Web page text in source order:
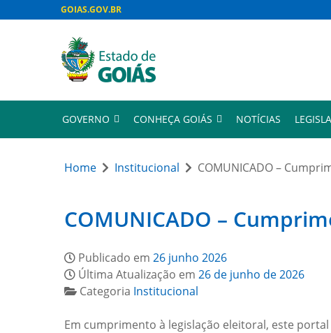
GOIAS.GOV.BR
GOVERNO CONHEÇA GOIÁS NOTÍCIAS
Home Institucional COMUNICADO –
COMUNICADO –
Publicado em 26 junho 2026
Última Atualização em 26 de junho de 2026
Categoria Institucional
Em cumprimento à legislação eleitoral, este